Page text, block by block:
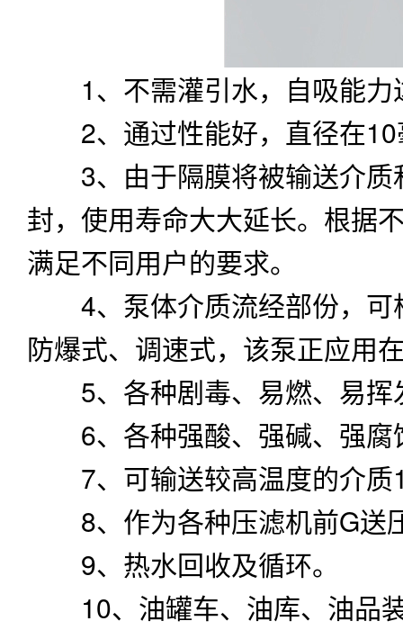
1、不需灌引水，自吸能力
2、通过性能好，直径在10
3、由于隔膜将被输送介质
封，使用寿命大大延长。根据
满足不同用户的要求。
4、泵体介质流经部份，可
防爆式、调速式，该泵正应用
5、各种剧毒、易燃、易挥
6、各种强酸、强碱、强腐
7、可输送较高温度的介
8、作为各种压滤机前G送
9、热水回收及循环。
10、油罐车、油库、油品